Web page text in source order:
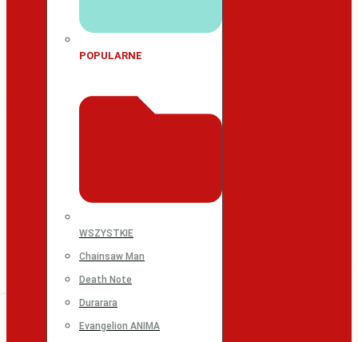
POPULARNE
WSZYSTKIE
Chainsaw Man
Death Note
Durarara
Evangelion ANIMA